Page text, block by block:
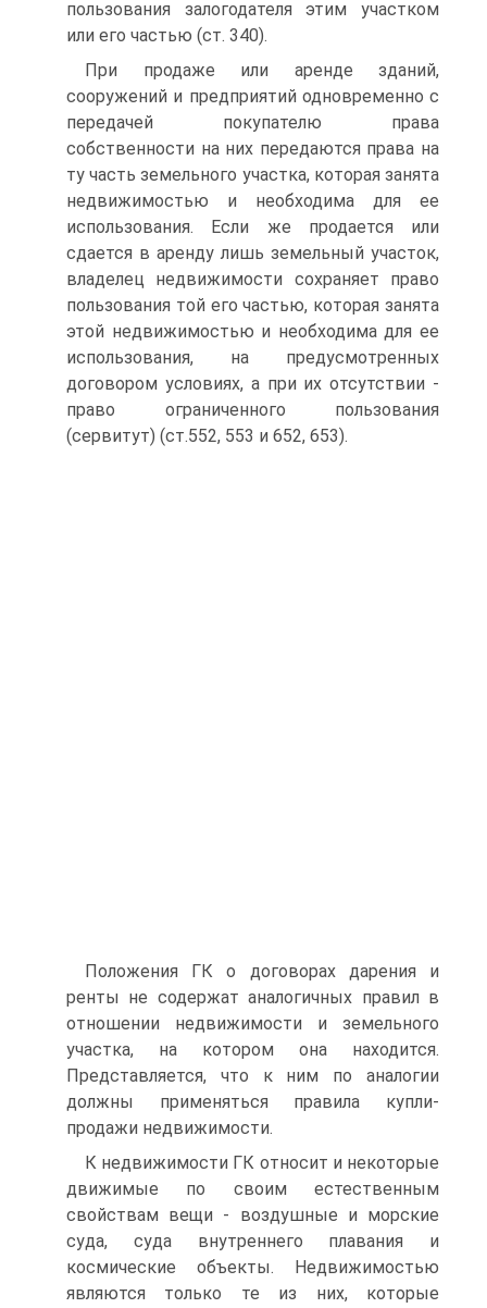
пользования залогодателя этим участком
или его частью (ст. 340).
При продаже или аренде зданий,
сооружений и предприятий одновременно с
передачей покупателю права
собственности на них передаются права на
ту часть земельного участка, которая занята
недвижимостью и необходима для ее
использования. Если же продается или
сдается в аренду лишь земельный участок,
владелец недвижимости сохраняет право
пользования той его частью, которая занята
этой недвижимостью и необходима для ее
использования, на предусмотренных
договором условиях, а при их отсутствии -
право ограниченного пользования
(сервитут) (ст.552, 553 и 652, 653).
Положения ГК о договорах дарения и
ренты не содержат аналогичных правил в
отношении недвижимости и земельного
участка, на котором она находится.
Представляется, что к ним по аналогии
должны применяться правила купли-
продажи недвижимости.
К недвижимости ГК относит и некоторые
движимые по своим естественным
свойствам вещи - воздушные и морские
суда, суда внутреннего плавания и
космические объекты. Недвижимостью
являются только те из них, которые